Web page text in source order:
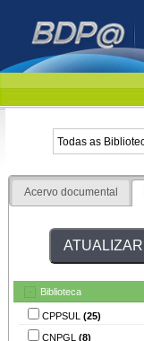
Acervo documental
Biblioteca
CPPSUL (25)
CNPGL (8)